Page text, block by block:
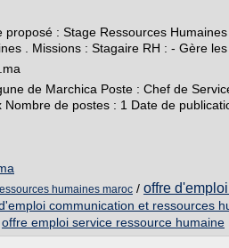
: Stage Ressources
. Missions : Stagaire RH : - Gère les
de Marchica Poste : Chef de
de postes : 1 Date de
humaines maroc / offre
communication et ressources
offre emploi service ressource humaine